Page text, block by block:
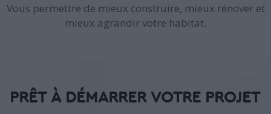
Vous permettre de mieux construire, mieux rénover et
mieux agrandir votre habitat.
PRÊT À DÉMARRER VOTRE PROJET